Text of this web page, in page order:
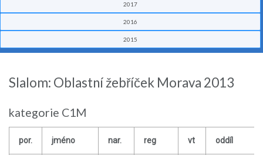
2017
2016
2015
Slalom: Oblastní žebříček Morava 2013
kategorie C1M
por. jméno nar. reg vt oddíl